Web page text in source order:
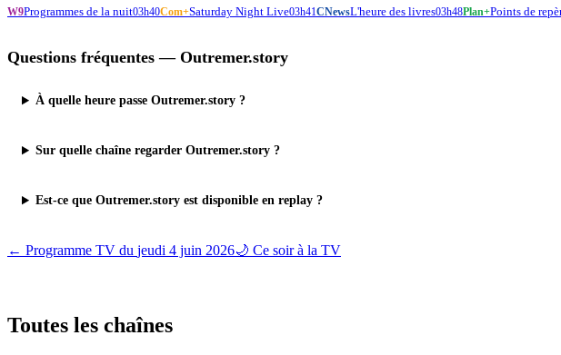
W9Programmes de la nuit03h40Com+Saturday Night Live03h41CNewsL'heure des livres03h48Plan+Points de
Questions fréquentes — Outremer.story
À quelle heure passe Outremer.story ?
Sur quelle chaîne regarder Outremer.story ?
Est-ce que Outremer.story est disponible en replay ?
← Programme TV du jeudi 4 juin 2026🌙 Ce soir à la TV
Toutes les chaînes